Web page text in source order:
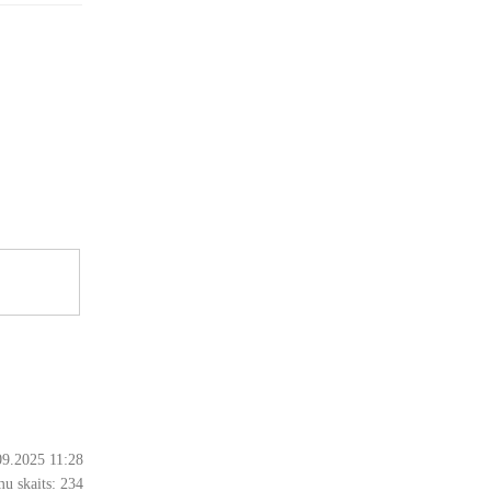
11:28
skaits: 234